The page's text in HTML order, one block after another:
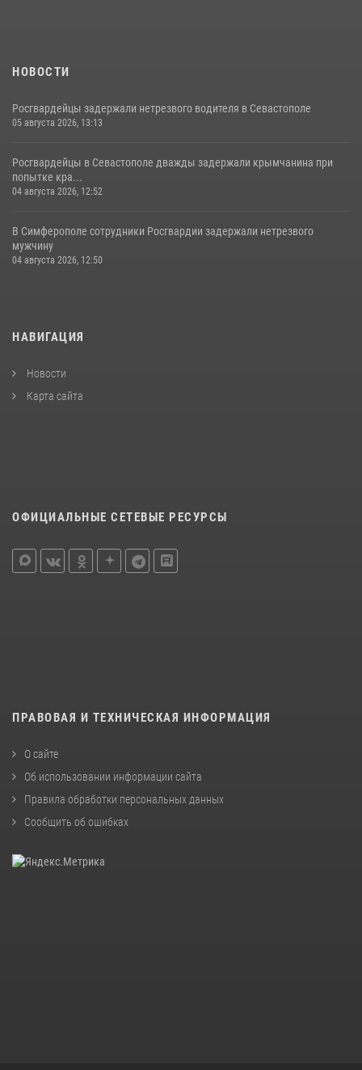
НОВОСТИ
Росгвардейцы задержали нетрезвого водителя в Севастополе
05 августа 2026, 13:13
Росгвардейцы в Севастополе дважды задержали крымчанина при
попытке кра...
04 августа 2026, 12:52
В Симферополе сотрудники Росгвардии задержали нетрезвого
мужчину
04 августа 2026, 12:50
НАВИГАЦИЯ
Новости
Карта сайта
ОФИЦИАЛЬНЫЕ СЕТЕВЫЕ РЕСУРСЫ
ПРАВОВАЯ И ТЕХНИЧЕСКАЯ ИНФОРМАЦИЯ
О сайте
Об использовании информации сайта
Правила обработки персональных данных
Сообщить об ошибках